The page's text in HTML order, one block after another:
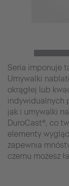
Seria imponuje
Umywalki
okrągłej lub
indywidualnych
jak i umywalki
DuroCast®, co
elementy
zapewnia
czemu możesz